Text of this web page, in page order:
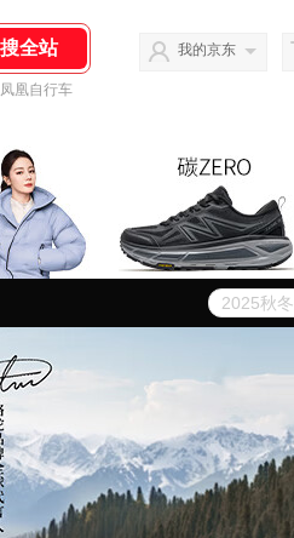
凤凰自行车
我的京东